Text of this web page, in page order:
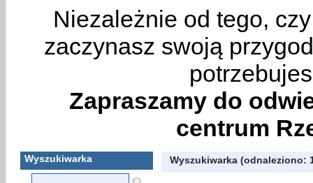
Niezależnie od tego,
zaczynasz swoją
Zapraszamy do
centrum
Wyszukiwarka Wyszukiwarka (odnaleziono: